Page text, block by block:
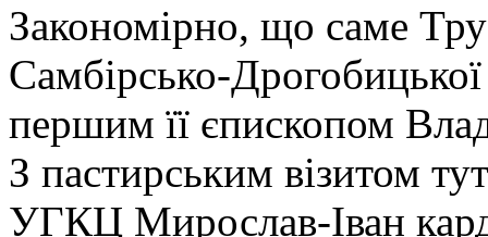
Закономірно, що саме
Самбірсько-
першим її єпископом
З пастирським візитом
УГКЦ Мирослав-Іван